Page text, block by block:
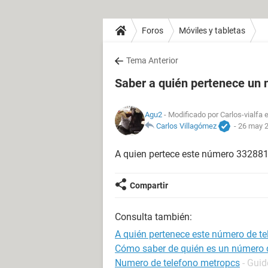
Foros Móviles y tabletas
Tema Anterior
Saber a quién pertenece un
Agu2 - Modificado por Carlos-vialfa
Carlos Villagómez
- 26 may
A quien pertece este número
Compartir
Consulta también:
A quién pertenece este número de
Cómo saber de quién es un
Numero de telefono metropcs -